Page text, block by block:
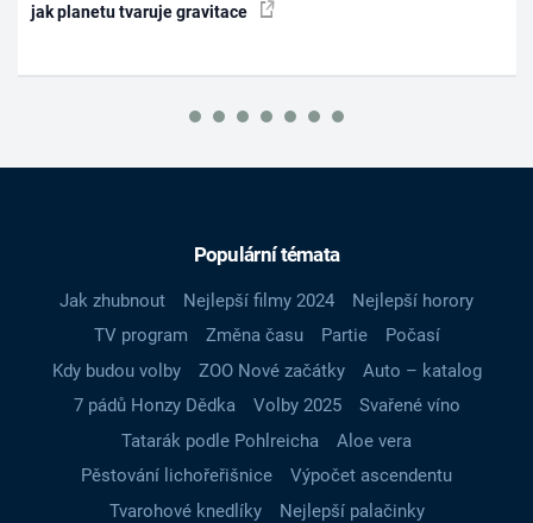
jak planetu tvaruje gravitace
Populární témata
Jak zhubnout Nejlepší filmy 2024
Nejlepší horory
TV program
Změna času Partie
Počasí
Kdy budou volby
ZOO Nové začátky
Auto – katalog
7 pádů Honzy Dědka
Volby 2025
Svařené víno
Tatarák podle Pohlreicha
Aloe vera
Pěstování lichořeřišnice
Výpočet ascendentu
Tvarohové knedlíky
Nejlepší palačinky